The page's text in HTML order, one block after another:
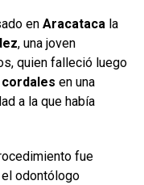
en Aracataca la
, una joven
quien falleció luego
en una
a la que había
fue
odontólogo